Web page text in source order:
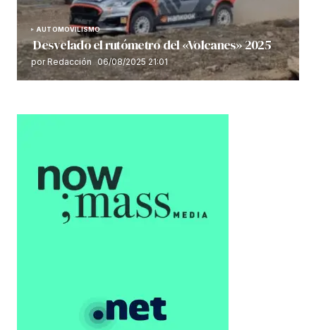
AUTOMOVILISMO
Desvelado el rutómetro del «Volcanes» 2025
por Redacción 06/08/2025 21:01